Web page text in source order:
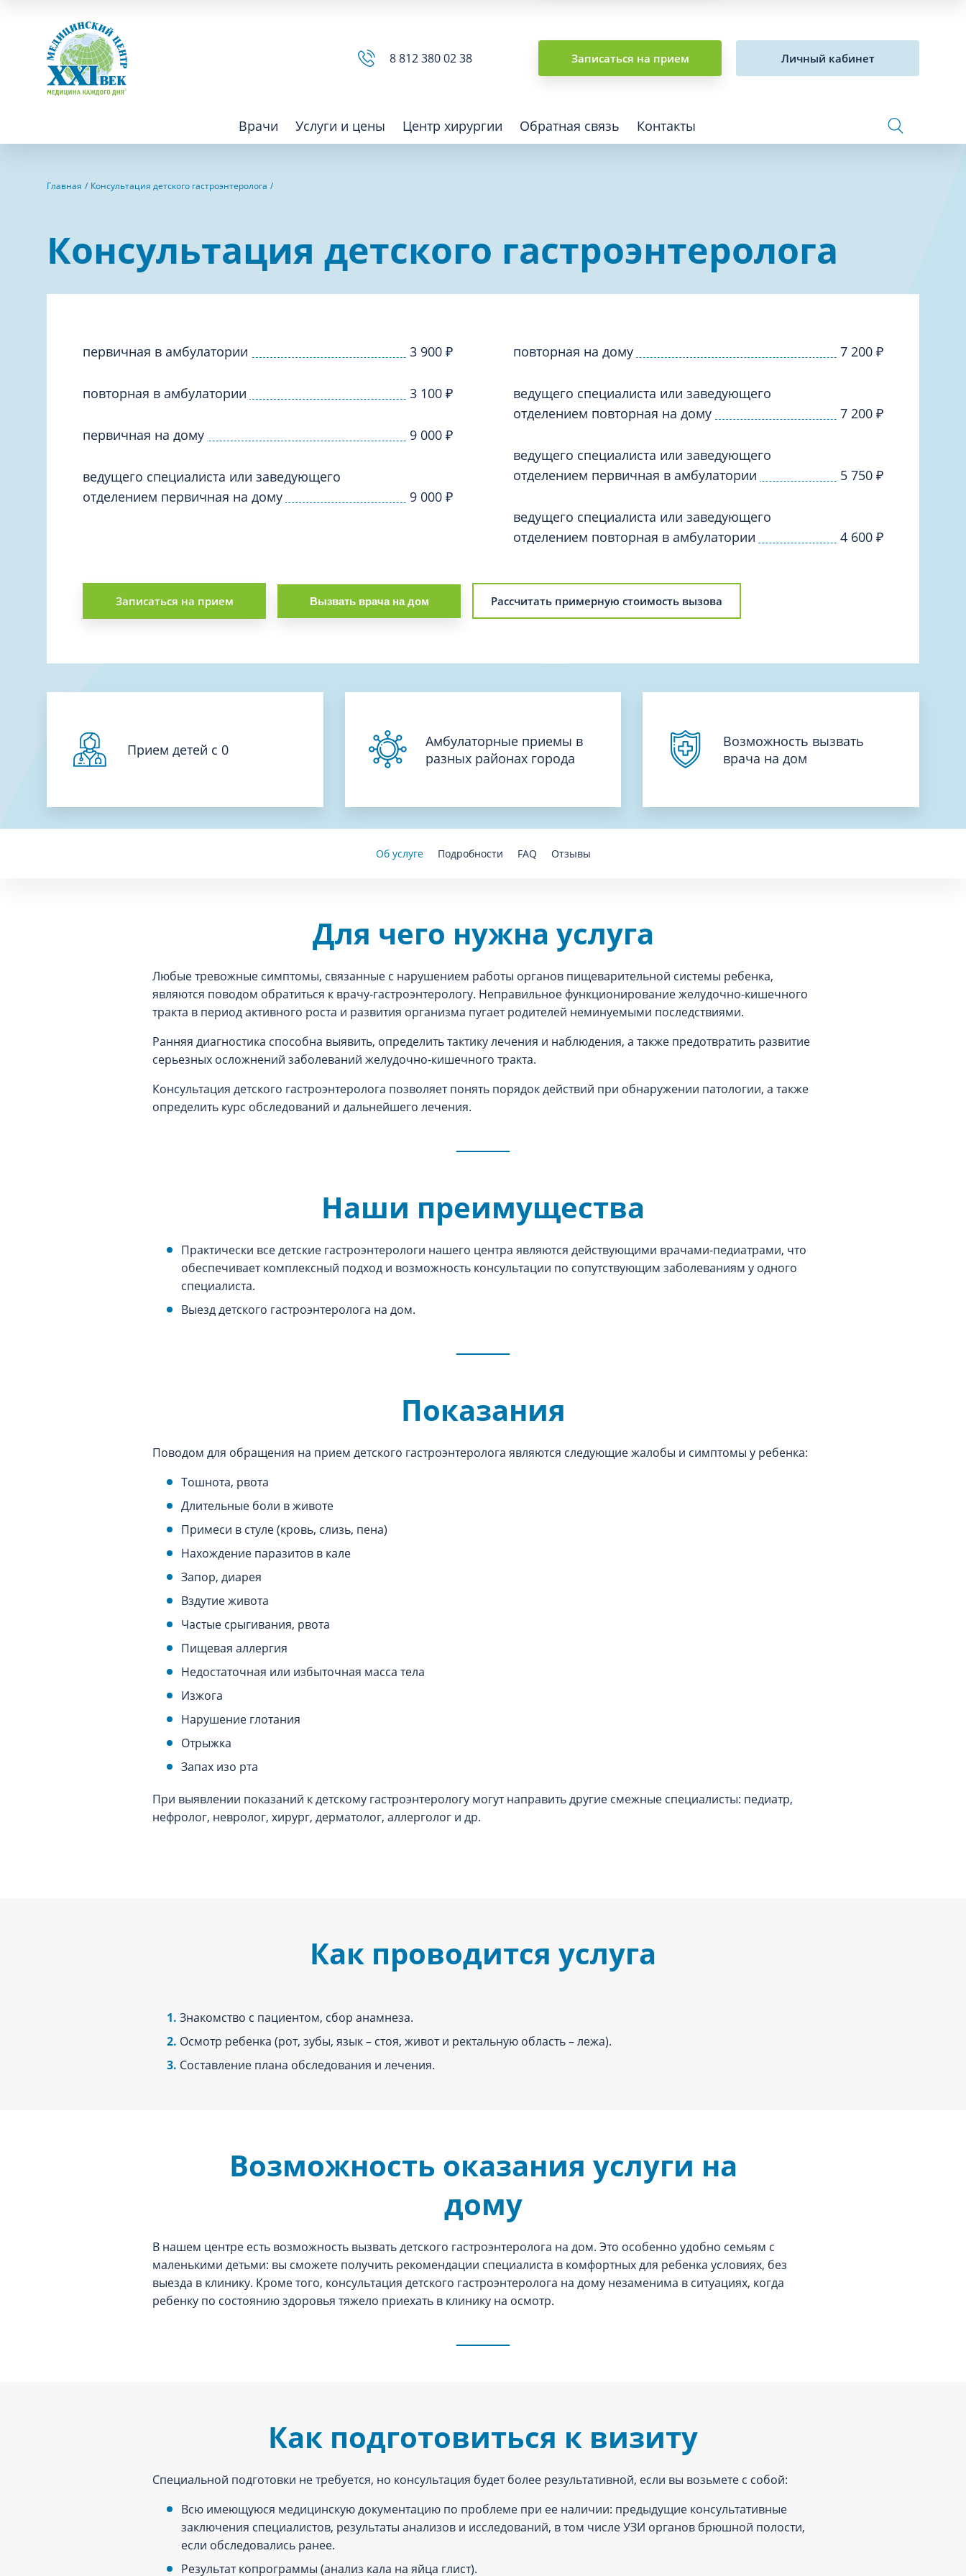
8 812 380 02 38 Записаться на прием Личный кабинет
Врачи Услуги и цены
Аллергология
Венерология
Гематология
Гирудотерапия
Диетология
Клиническая психология
Косметология
Лабораторная диагностика
Маммология-онкология
Медицинский педикюр и маникюр
Нейропсихология
Нейрохирургия
Офтальмология
Психиатрия
Психотерапия
Пульмонология
Ревматология
Рефлексотерапия
Сестринские процедуры и манипуляции
Сомнология
Стоматология
Сурдология
Травматологическая реабилитация и
спортивная медицина
Фониатрия
Хирургия
Эндоскопия
Центр хирургии Обратная связь Контакты
Главная Консультация детского гастроэнтеролога
Консультация детского гастроэнтеролога
первичная в амбулатории 3 900 ₽
повторная в амбулатории 3 100 ₽
первичная на дому 9 000 ₽
ведущего специалиста или заведующего
отделением первичная на дому
9 000 ₽
повторная на дому 7 200 ₽
ведущего специалиста или заведующего
отделением повторная на дому
7 200 ₽
ведущего специалиста или заведующего
отделением первичная в амбулатории
5 750 ₽
ведущего специалиста или заведующего
отделением повторная в амбулатории
4 600 ₽
Записаться на прием Вызвать врача на дом Рассчитать примерную стоимость вызова
Прием детей с 0
Амбулаторные приемы в
разных районах города
Возможность вызвать
врача на дом
Об услуге Подробности FAQ Отзывы
Для чего нужна услуга
Любые тревожные симптомы, связанные с нарушением работы органов пищеварительной системы ребенка,
являются поводом обратиться к врачу-гастроэнтерологу. Неправильное функционирование желудочно-кишечного
тракта в период активного роста и развития организма пугает родителей неминуемыми последствиями.
Ранняя диагностика способна выявить, определить тактику лечения и наблюдения, а также предотвратить развитие
серьезных осложнений заболеваний желудочно-кишечного тракта.
Консультация детского гастроэнтеролога позволяет понять порядок действий при обнаружении патологии, а также
определить курс обследований и дальнейшего лечения.
Наши преимущества
Практически все детские гастроэнтерологи нашего центра являются действующими врачами-педиатрами, что
обеспечивает комплексный подход и возможность консультации по сопутствующим заболеваниям у одного
специалиста.
Выезд детского гастроэнтеролога на дом.
Показания
Поводом для обращения на прием детского гастроэнтеролога являются следующие жалобы и симптомы у ребенка:
Тошнота, рвота
Длительные боли в животе
Примеси в стуле (кровь, слизь, пена)
Нахождение паразитов в кале
Запор, диарея
Вздутие живота
Частые срыгивания, рвота
Пищевая аллергия
Недостаточная или избыточная масса тела
Изжога
Нарушение глотания
Отрыжка
Запах изо рта
При выявлении показаний к детскому гастроэнтерологу могут направить другие смежные специалисты: педиатр,
нефролог, невролог, хирург, дерматолог, аллерголог и др.
Как проводится услуга
Знакомство с пациентом, сбор анамнеза.
Осмотр ребенка (рот, зубы, язык – стоя, живот и ректальную область – лежа).
Составление плана обследования и лечения.
Возможность оказания услуги на
дому
В нашем центре есть возможность вызвать детского гастроэнтеролога на дом. Это особенно удобно семьям с
маленькими детьми: вы сможете получить рекомендации специалиста в комфортных для ребенка условиях, без
выезда в клинику. Кроме того, консультация детского гастроэнтеролога на дому незаменима в ситуациях, когда
ребенку по состоянию здоровья тяжело приехать в клинику на осмотр.
Как подготовиться к визиту
Специальной подготовки не требуется, но консультация будет более результативной, если вы возьмете с собой:
Всю имеющуюся медицинскую документацию по проблеме при ее наличии: предыдущие консультативные
заключения специалистов, результаты анализов и исследований, в том числе УЗИ органов брюшной полости,
если обследовались ранее.
Результат копрограммы (анализ кала на яйца глист).